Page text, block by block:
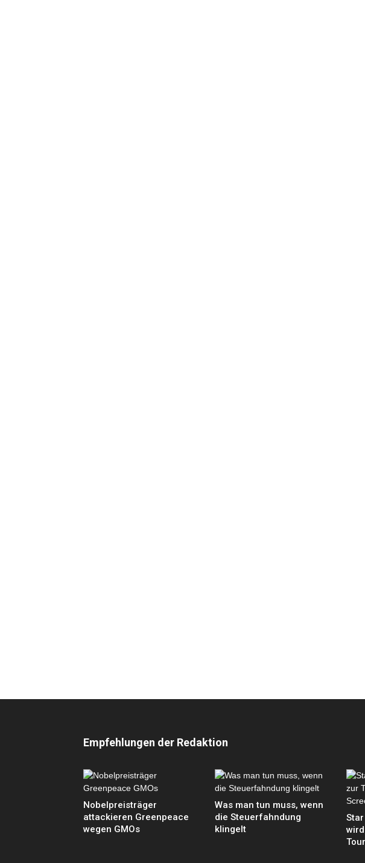
Empfehlungen der Redaktion
Nobelpreisträger
attackieren Greenpeace
wegen GMOs
Was man tun muss, wenn
die Steuerfahndung
klingelt